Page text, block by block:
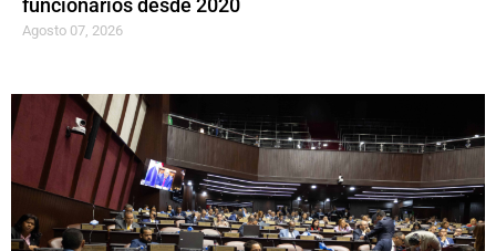
funcionarios desde 2020
Agosto 07, 2026